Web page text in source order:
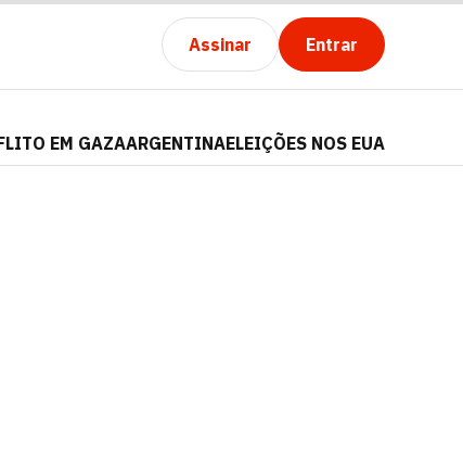
Assinar Entrar
EM GAZAARGENTINAELEIÇÕES NOS EUA